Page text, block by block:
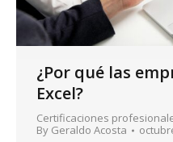
¿Por qué las
Excel?
Certificaciones
By Geraldo Acosta